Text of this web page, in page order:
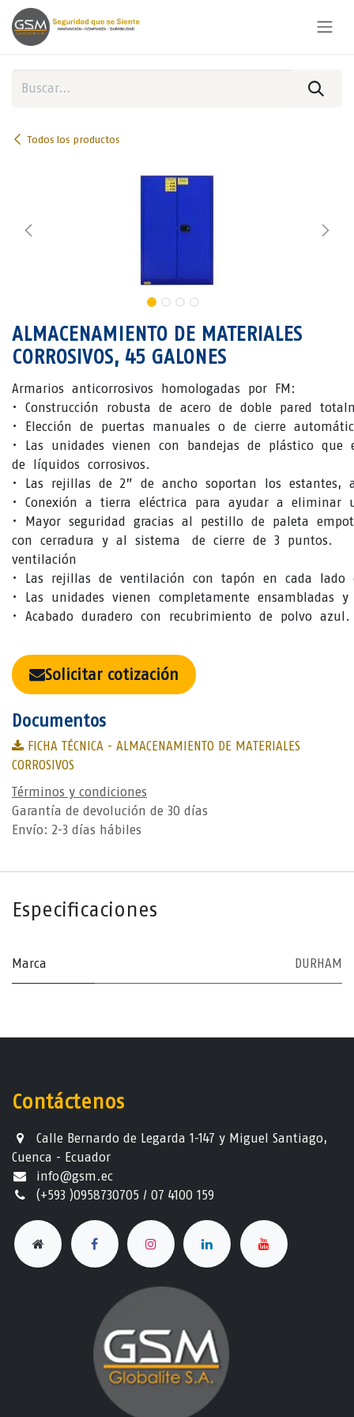
Ir al contenido
Todos los productos
ALMACENAMIENTO DE MATERIALES
CORROSIVOS, 45 GALONES
Armarios anticorrosivos homologadas por FM:
• Construcción robusta de acero de doble pared
• Elección de puertas manuales o de cierre
• Las unidades vienen con bandejas de plástico
de líquidos corrosivos.
• Las rejillas de 2” de ancho soportan los estantes,
• Conexión a tierra eléctrica para ayudar a eliminar
• Mayor seguridad gracias al pestillo de paleta
con cerradura y al sistema de cierre de 3 puntos.
ventilación
• Las rejillas de ventilación con tapón en cada lado
• Las unidades vienen completamente ensambladas
• Acabado duradero con recubrimiento de polvo azul.
Solicitar cotización
Documentos
FICHA TÉCNICA - ALMACENAMIENTO DE MATERIALES
CORROSIVOS
Términos y condiciones
Garantía de devolución de 30 días
Envío: 2-3 días hábiles
Especificaciones
Marca DURHAM
Contáctenos
Calle Bernardo de Legarda 1-147 y Miguel Santiago,
Cuenca - Ecuador
info@gsm.ec​
(+593 )0958730705 / 07 4100 159